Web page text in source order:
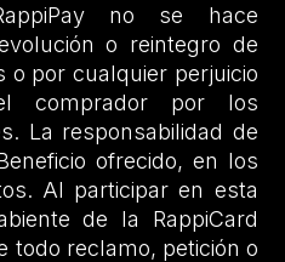
no se hace
o reintegro de
o por cualquier perjuicio
comprador por los
La responsabilidad de
ofrecido, en los
Al participar en esta
de la RappiCard
todo reclamo, petición o